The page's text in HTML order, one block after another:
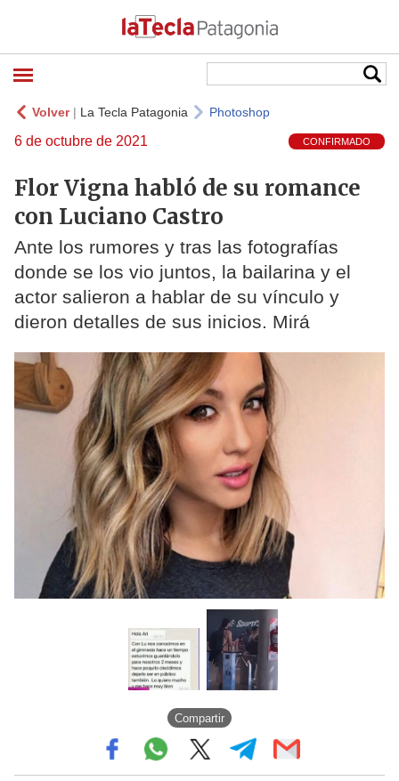
Volver| La Tecla Patagonia Photoshop
6 de octubre de 2021 CONFIRMADO
Flor Vigna habló de su romance
con Luciano Castro
Ante los rumores y tras las fotografías
donde se los vio juntos, la bailarina y el
actor salieron a hablar de su vínculo y
dieron detalles de sus inicios. Mirá
Compartir